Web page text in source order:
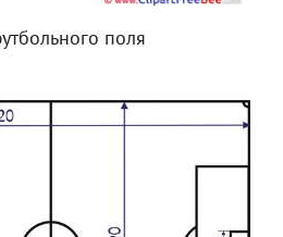
поля